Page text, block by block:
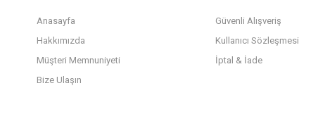
Anasayfa
Hakkımızda
Müşteri Memnuniyeti
Bize Ulaşın
Güvenli Alışveriş
Kullanıcı Sözleşmesi
İptal & İade